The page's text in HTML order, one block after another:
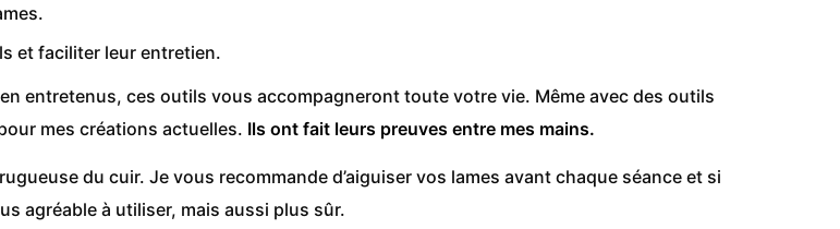
et faciliter leur entretien.
entretenus, ces outils vous accompagneront toute votre vie. Même avec des outils
mes créations actuelles. Ils ont fait leurs preuves entre mes mains.
du cuir. Je vous recommande d’aiguiser vos lames avant chaque séance et si
agréable à utiliser, mais aussi plus sûr.